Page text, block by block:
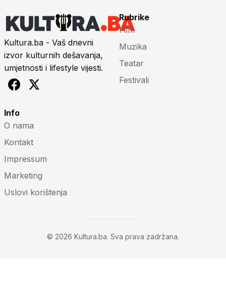
Kultura.ba - Vaš dnevni
izvor kulturnih dešavanja,
umjetnosti i lifestyle vijesti.
Rubrike
Film
Muzika
Teatar
Festivali
Info
O nama
Kontakt
Impressum
Marketing
Uslovi korištenja
© 2026 Kultura.ba. Sva prava zadržana.